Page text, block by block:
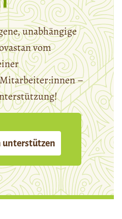
unabhängige
vom
–
unterstützen